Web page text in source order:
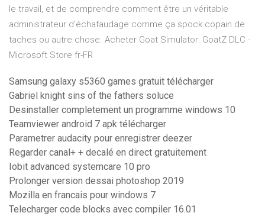
le travail, et de comprendre comment être un véritable
administrateur d’échafaudage comme ça spock copain de
taches ou autre chose. Acheter Goat Simulator: GoatZ DLC -
Microsoft Store fr-FR
Samsung galaxy s5360 games gratuit télécharger
Gabriel knight sins of the fathers soluce
Desinstaller completement un programme windows 10
Teamviewer android 7 apk télécharger
Parametrer audacity pour enregistrer deezer
Regarder canal+ + decalé en direct gratuitement
Iobit advanced systemcare 10 pro
Prolonger version dessai photoshop 2019
Mozilla en francais pour windows 7
Telecharger code blocks avec compiler 16.01